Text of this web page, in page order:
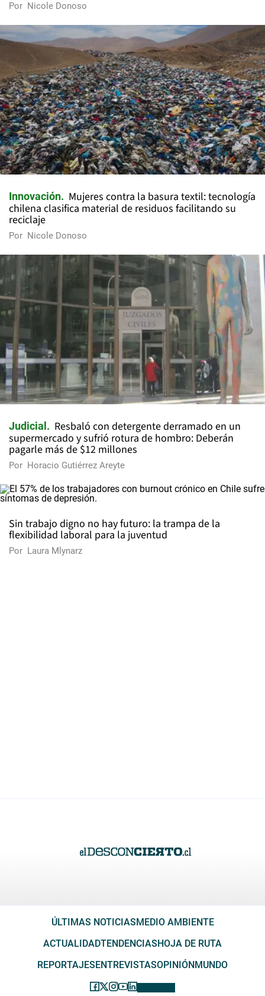
Por Nicole Donoso
Innovación
Mujeres contra la basura textil: tecnología
chilena clasifica material de residuos facilitando su
reciclaje
Por Nicole Donoso
Judicial
Resbaló con detergente derramado en un
supermercado y sufrió rotura de hombro: Deberán
pagarle más de $12 millones
Por Horacio Gutiérrez Areyte
Sin trabajo digno no hay futuro: la trampa de la
flexibilidad laboral para la juventud
Por Laura Mlynarz
ÚLTIMAS NOTICIASMEDIO AMBIENTE
ACTUALIDADTENDENCIASHOJA DE RUTA
REPORTAJESENTREVISTASOPINIÓNMUNDO